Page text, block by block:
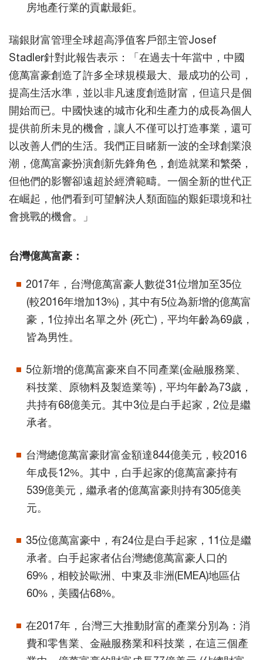
房地產行業的貢獻最鉅。
瑞銀財富管理全球超高淨值客戶部主管Josef
Stadler針對此報告表示：「在過去十年當中，中國
億萬富豪創造了許多全球規模最大、最成功的公司，
提高生活水準，並以非凡速度創造財富，但這只是個
開始而已。中國快速的城市化和生產力的成長為個人
提供前所未見的機會，讓人不僅可以打造事業，還可
以改善人們的生活。我們正目睹新一波的全球創業浪
潮，億萬富豪扮演創新先鋒角色，創造就業和繁榮，
但他們的影響卻遠超於經濟範疇。一個全新的世代正
在崛起，他們看到可望解決人類面臨的艱鉅環境和社
會挑戰的機會。」
台灣億萬富豪：
2017年，台灣億萬富豪人數從31位增加至35位
(較2016年增加13%)，其中有5位為新增的億萬富
豪，1位掉出名單之外 (死亡)，平均年齡為69歲，
皆為男性。
5位新增的億萬富豪來自不同產業(金融服務業、
科技業、原物料及製造業等)，平均年齡為73歲，
共持有68億美元。其中3位是白手起家，2位是繼
承者。
台灣總億萬富豪財富金額達844億美元，較2016
年成長12%。其中，白手起家的億萬富豪持有
539億美元，繼承者的億萬富豪則持有305億美
元。
35位億萬富豪中，有24位是白手起家，11位是繼
承者。白手起家者佔台灣總億萬富豪人口的
69%，相較於歐洲、中東及非洲(EMEA)地區佔
60%，美國佔68%。
在2017年，台灣三大推動財富的產業分別為：消
費和零售業、金融服務業和科技業，在這三個產